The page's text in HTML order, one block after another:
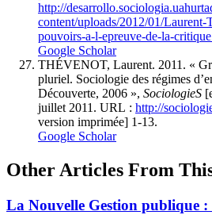
http://
content/uploads/2012/01/
pouvoirs-a-l-epreuve-de-la-
Google Scholar
THÉVENOT, Laurent. 2011. «
pluriel. Sociologie des régimes
Découverte, 2006 », SociologieS
juillet 2011. URL : http://
version imprimée] 1-13.
Google Scholar
Other Articles From
La Nouvelle Gestion publique